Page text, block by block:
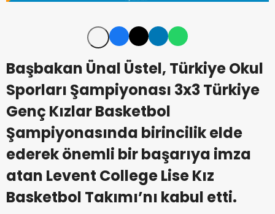
Başbakan Ünal Üstel, Türkiye Okul
Sporları Şampiyonası 3x3 Türkiye
Genç Kızlar Basketbol
Şampiyonasında birincilik elde
ederek önemli bir başarıya imza
atan Levent College Lise Kız
Basketbol Takımı’nı kabul etti.